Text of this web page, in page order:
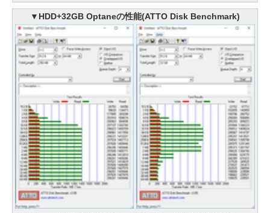
▼HDD+32GB Optaneの性能(ATTO Disk Benchmark)